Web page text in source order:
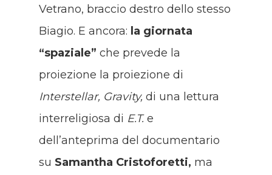
Vetrano, braccio destro dello stesso
Biagio. E ancora: la giornata
“spaziale” che prevede la
proiezione la proiezione di
Interstellar, Gravity, di una lettura
interreligiosa di E.T.e
dell’anteprima del documentario
su Samantha Cristoforetti, ma